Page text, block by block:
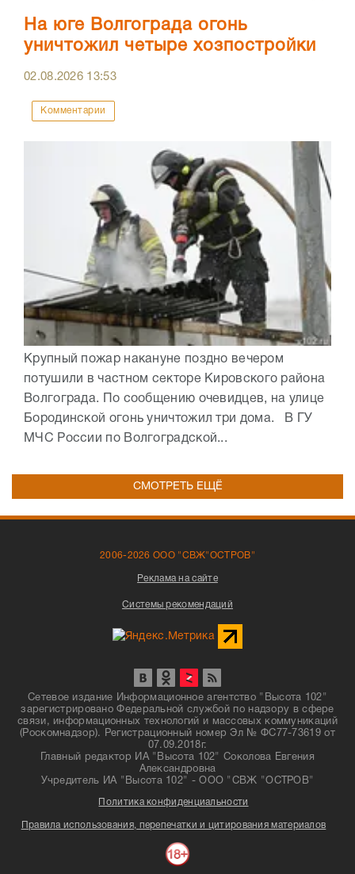
На юге Волгограда огонь
уничтожил четыре хозпостройки
02.08.2026 13:53
Комментарии
Крупный пожар накануне поздно вечером
потушили в частном секторе Кировского района
Волгограда. По сообщению очевидцев, на улице
Бородинской огонь уничтожил три дома. В ГУ
МЧС России по Волгоградской...
СМОТРЕТЬ ЕЩЁ
2006-2026 ООО "СВЖ"ОСТРОВ"
Реклама на сайте
Системы рекомендаций
Сетевое издание Информационное агентство "Высота 102"
зарегистрировано Федеральной службой по надзору в сфере
связи, информационных технологий и массовых коммуникаций
(Роскомнадзор). Регистрационный номер Эл № ФС77-73619 от
07.09.2018г.
Главный редактор ИА "Высота 102" Соколова Евгения
Александровна
Учредитель ИА "Высота 102" - ООО "СВЖ "ОСТРОВ"
Политика конфиденциальности
Правила использования, перепечатки и цитирования материалов